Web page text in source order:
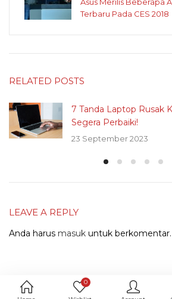
0
Terbaru Pada CES 2018
RELATED POSTS
7 Tanda Laptop Rusak
Segera Perbaiki!
23 September 2023
LEAVE A REPLY
Anda harus masuk untuk berkomentar.